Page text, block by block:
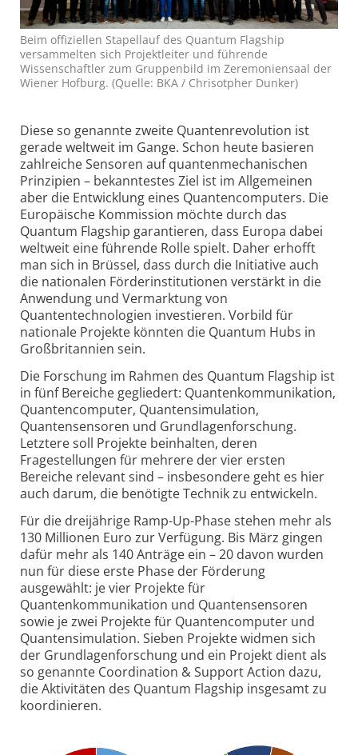
Beim offiziellen Stapellauf des Quantum Flagship
versammelten sich Projektleiter und führende
Wissenschaftler zum Gruppenbild im Zeremoniensaal der
Wiener Hofburg. (Quelle: BKA / Chrisotpher Dunker)
Diese so genannte zweite Quantenrevolution ist
gerade weltweit im Gange. Schon heute basieren
zahlreiche Sensoren auf quantenmechanischen
Prinzipien – bekanntestes Ziel ist im Allgemeinen
aber die Entwicklung eines Quantencomputers. Die
Europäische Kommission möchte durch das
Quantum Flagship garantieren, dass Europa dabei
weltweit eine führende Rolle spielt. Daher erhofft
man sich in Brüssel, dass durch die Initiative auch
die nationalen Förderinstitutionen verstärkt in die
Anwendung und Vermarktung von
Quantentechnologien investieren. Vorbild für
nationale Projekte könnten die Quantum Hubs in
Großbritannien sein.
Die Forschung im Rahmen des Quantum Flagship ist
in fünf Bereiche gegliedert: Quantenkommunikation,
Quantencomputer, Quantensimulation,
Quantensensoren und Grundlagenforschung.
Letztere soll Projekte beinhalten, deren
Fragestellungen für mehrere der vier ersten
Bereiche relevant sind – insbesondere geht es hier
auch darum, die benötigte Technik zu entwickeln.
Für die dreijährige Ramp-Up-Phase stehen mehr als
130 Millionen Euro zur Verfügung. Bis März gingen
dafür mehr als 140 Anträge ein – 20 davon wurden
nun für diese erste Phase der Förderung
ausgewählt: je vier Projekte für
Quantenkommunikation und Quantensensoren
sowie je zwei Projekte für Quantencomputer und
Quantensimulation. Sieben Projekte widmen sich
der Grundlagenforschung und ein Projekt dient als
so genannte Coordination & Support Action dazu,
die Aktivitäten des Quantum Flagship insgesamt zu
koordinieren.